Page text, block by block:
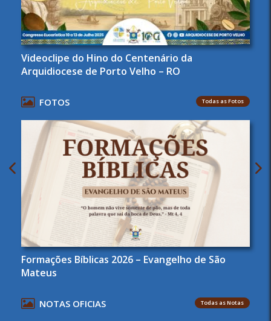
Videoclipe do Hino do Centenário da
Arquidiocese de Porto Velho – RO
FOTOS Todas as Fotos
Formações Bíblicas 2026 – Evangelho de São
Mateus
NOTAS OFICIAS Todas as Notas